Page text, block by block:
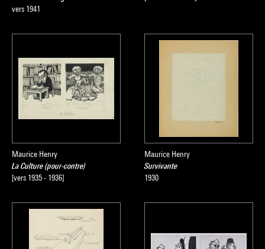
vers 1941
Maurice Henry
La Culture (pour-contre)
[vers 1935 - 1936]
Maurice Henry
Survivante
1930